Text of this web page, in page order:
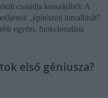
családja kasszájából. A
„építészeti hitvallását”
egyéni, funkcionalista
első géniusza?